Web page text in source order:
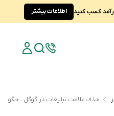
کسب کنید اطلاعات بیشتر
حذف علامت تبلیغات‌ در گوگل ـ